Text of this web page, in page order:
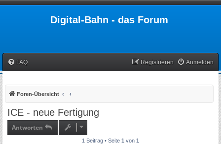
Digital-Bahn - das Forum
FAQ Anmelden
Registrieren
Foren-Übersicht
ICE - neue Fertigung
Antworten
1 Beitrag • Seite 1 von 1